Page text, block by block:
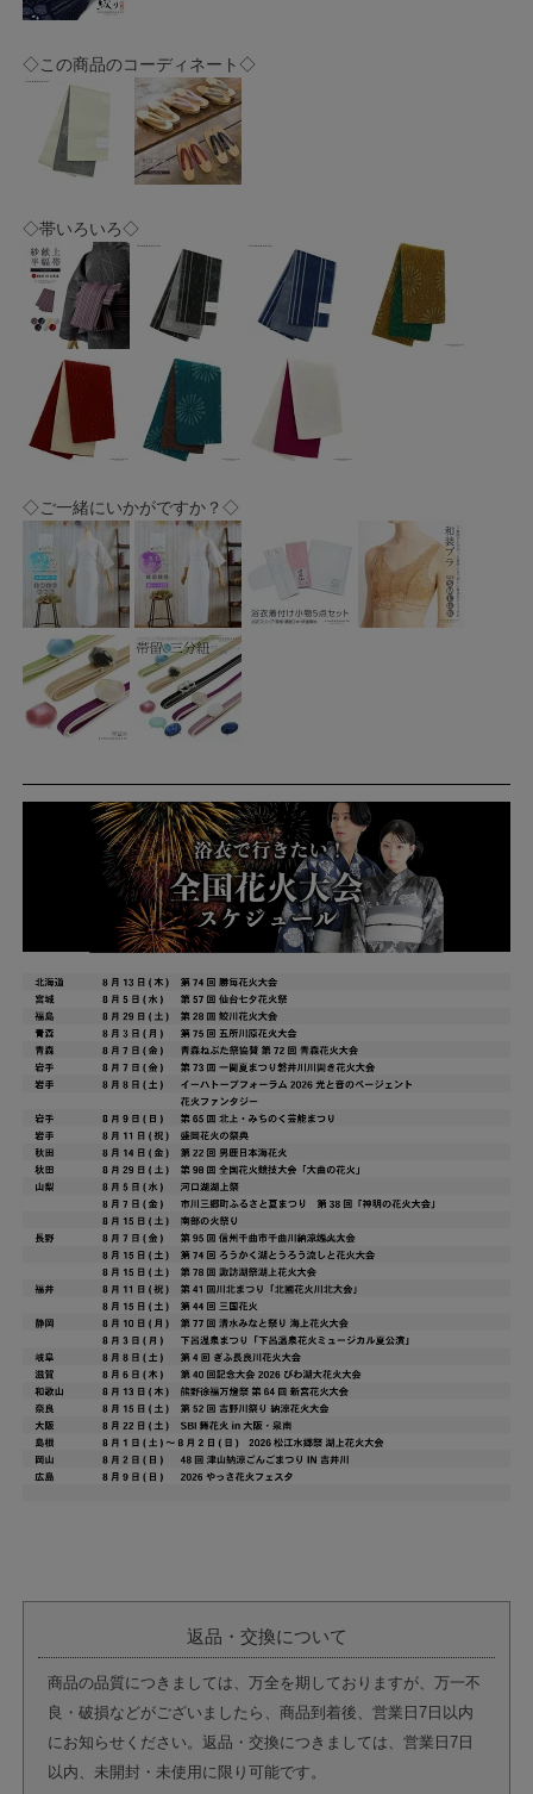
◇この商品のコーディネート◇
◇帯いろいろ◇
◇ご一緒にいかがですか？◇
返品・交換について
商品の品質につきましては、万全を期しておりますが、万一不
良・破損などがございましたら、商品到着後、営業日7日以内
にお知らせください。返品・交換につきましては、営業日7日
以内、未開封・未使用に限り可能です。